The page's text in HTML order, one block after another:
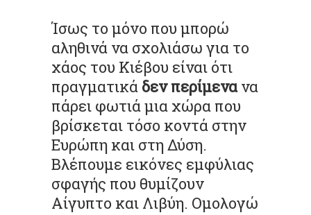
Ίσως το μόνο που μπορώ
αληθινά να σχολιάσω για το
χάος του Κιέβου είναι ότι
πραγματικά δεν περίμενανα
πάρει φωτιά μια χώρα που
βρίσκεται τόσο κοντά στην
Ευρώπη και στη Δύση.
Βλέπουμε εικόνες εμφύλιας
σφαγής που θυμίζουν
Αίγυπτο και Λιβύη. Ομολογώ